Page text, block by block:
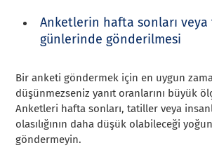
Anketlerin hafta sonları
günlerinde gönderilmesi
Bir anketi göndermek için en uygun
düşünmezseniz yanıt oranlarını büyük
Anketleri hafta sonları, tatiller veya
olasılığının daha düşük olabileceği
göndermeyin.